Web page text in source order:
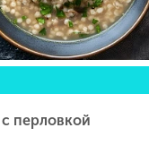
перловкой